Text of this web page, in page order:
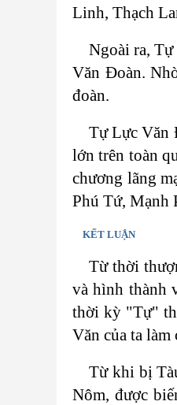
Linh, Thạch
Ngoài ra,
Văn Đoàn.
đoàn.
Tự Lực Văn
lớn trên toàn
chương lãng
Phú Tứ, Mạnh
KẾT LUẬN
Từ thời
và hình thành
thời kỳ "Tự"
Văn của ta làm
Từ khi bị
Nôm, được